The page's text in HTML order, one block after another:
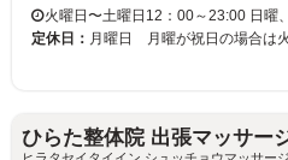
火曜日〜土曜日12：00～23:00 日曜
定休日： 月曜日 月曜が祝日の場合は
ひらた整体院 出張マッサー